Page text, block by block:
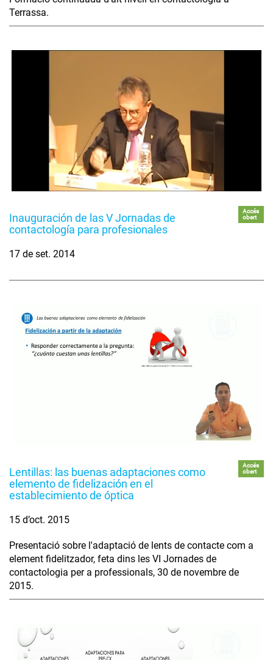
Terrassa.
Inauguración de las V Jornadas de
contactología para profesionales
Accés
obert
17 de set. 2014
Lentillas: las buenas adaptaciones como
elemento de fidelización en el
establecimiento de óptica
Accés
obert
15 d’oct. 2015
Presentació sobre l'adaptació de lents de contacte com a
element fidelitzador, feta dins les VI Jornades de
contactologia per a professionals, 30 de novembre de
2015.